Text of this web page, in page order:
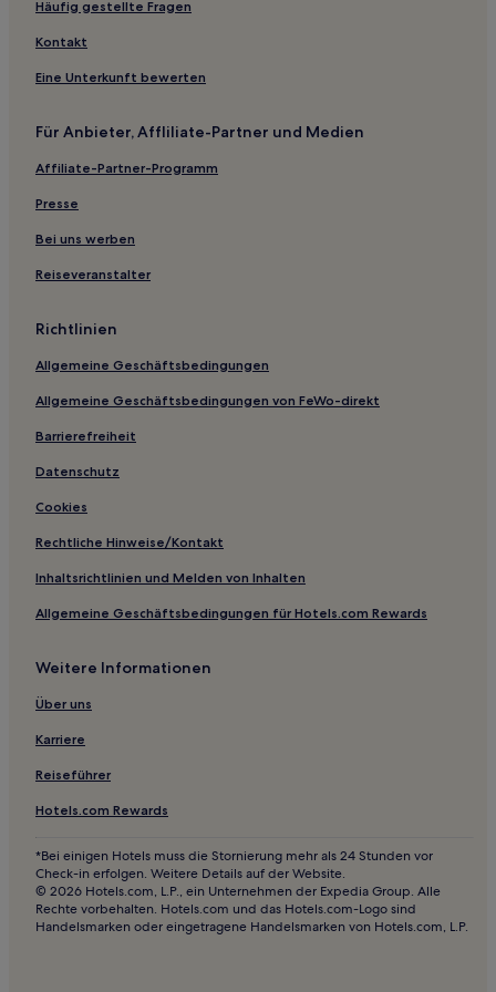
Hotels nahe Whitechapel Gallery
Hotels nahe Station Royal Victoria
St. Mary's: Hotels
Hotels nahe Station Bermondsey
Hotels nahe Bahnhof Hackney Central
Hotels nahe U-Bahn-Station Bethnal Green
Hotels nahe Bahnhof Canary Wharf
Hotels nahe Station South Quay
Victoria: Hotels
Hotels nahe Station Westferry
Bridge: Hotels
Hackney: Hotels
Greater London: Hotels
Hotels nahe S-Bahn-Station Rotherhithe
Hotels nahe Hoxton Square
Barbican: Hotels
Hotels nahe St George the Martyr Southwark
Hotels nahe Islington Museum
Hotels nahe The Oval
Hotels nahe Aldwych Theatre
Hotels nahe Hay's Galleria
Hotels nahe Cinema Museum
Hotels nahe Informationszentrum City of London
Hotels nahe Bahnhof Vauxhall
Hotels nahe U-Bahn-Station Temple
Hotels nahe DLR-Station Canary Wharf
Häufig gestellte Fragen
Kontakt
Eine Unterkunft bewerten
Für Anbieter, Affliliate-Partner und Medien
Affiliate-Partner-Programm
Presse
Bei uns werben
Reiseveranstalter
Richtlinien
Allgemeine Geschäftsbedingungen
Allgemeine Geschäftsbedingungen von FeWo-direkt
Barrierefreiheit
Datenschutz
Cookies
Rechtliche Hinweise/Kontakt
Inhaltsrichtlinien und Melden von Inhalten
Allgemeine Geschäftsbedingungen für Hotels.com Rewards
Weitere Informationen
Über uns
Karriere
Reiseführer
Hotels.com Rewards
*Bei einigen Hotels muss die Stornierung mehr als 24 Stunden vor
Check-in erfolgen. Weitere Details auf der Website.
© 2026 Hotels.com, L.P., ein Unternehmen der Expedia Group. Alle
Rechte vorbehalten. Hotels.com und das Hotels.com-Logo sind
Handelsmarken oder eingetragene Handelsmarken von Hotels.com, L.P.